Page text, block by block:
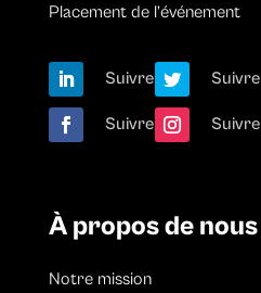
Placement de l’événement
Suivre Suivre
Suivre Suivre
À propos de nous
Notre mission